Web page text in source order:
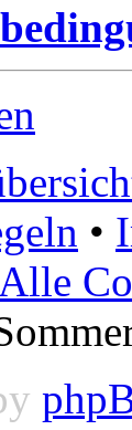
•
Alle